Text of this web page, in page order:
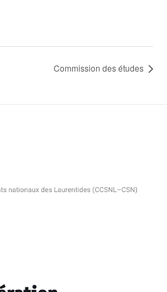
Commission des études